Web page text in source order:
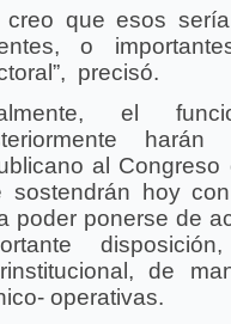
creo que esos
o
precisó.
el
al
sostendrán hoy
poder ponerse de
de
operativas.